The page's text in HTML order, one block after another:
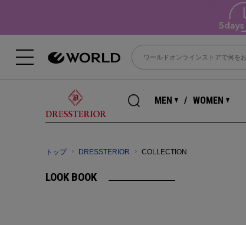
MEN WOMEN
トップ DRESSTERIOR COLLECTION
LOOK BOOK